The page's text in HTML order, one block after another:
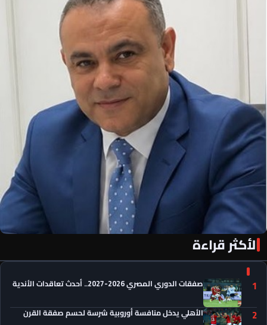
«الأهلي فور يو» لكل أهلاوي في كل مكان
الأكثر قراءة
1 صفقات الدوري المصري 2026-2027.. أحدث تعاقدات الأندية
2 الأهلي يدخل منافسة أوروبية شرسة لحسم صفقة القرن